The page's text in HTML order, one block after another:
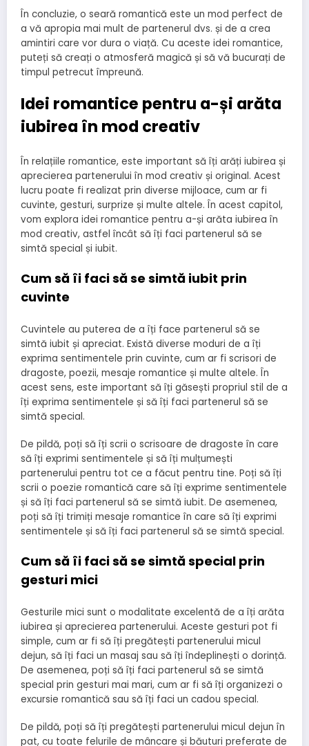
În concluzie, o seară romantică este un mod perfect de
a vă apropia mai mult de partenerul dvs. și de a crea
amintiri care vor dura o viață. Cu aceste idei romantice,
puteți să creați o atmosferă magică și să vă bucurați de
timpul petrecut împreună.
Idei romantice pentru a-și arăta
iubirea în mod creativ
În relațiile romantice, este important să îți arăți iubirea și
aprecierea partenerului în mod creativ și original. Acest
lucru poate fi realizat prin diverse mijloace, cum ar fi
cuvinte, gesturi, surprize și multe altele. În acest capitol,
vom explora idei romantice pentru a-și arăta iubirea în
mod creativ, astfel încât să îți faci partenerul să se
simtă special și iubit.
Cum să îi faci să se simtă iubit prin
cuvinte
Cuvintele au puterea de a îți face partenerul să se
simtă iubit și apreciat. Există diverse moduri de a îți
exprima sentimentele prin cuvinte, cum ar fi scrisori de
dragoste, poezii, mesaje romantice și multe altele. În
acest sens, este important să îți găsești propriul stil de a
îți exprima sentimentele și să îți faci partenerul să se
simtă special.
De pildă, poți să îți scrii o scrisoare de dragoste în care
să îți exprimi sentimentele și să îți mulțumești
partenerului pentru tot ce a făcut pentru tine. Poți să îți
scrii o poezie romantică care să îți exprime sentimentele
și să îți faci partenerul să se simtă iubit. De asemenea,
poți să îți trimiți mesaje romantice în care să îți exprimi
sentimentele și să îți faci partenerul să se simtă special.
Cum să îi faci să se simtă special prin
gesturi mici
Gesturile mici sunt o modalitate excelentă de a îți arăta
iubirea și aprecierea partenerului. Aceste gesturi pot fi
simple, cum ar fi să îți pregătești partenerului micul
dejun, să îți faci un masaj sau să îți îndeplinești o dorință.
De asemenea, poți să îți faci partenerul să se simtă
special prin gesturi mai mari, cum ar fi să îți organizezi o
excursie romantică sau să îți faci un cadou special.
De pildă, poți să îți pregătești partenerului micul dejun în
pat, cu toate felurile de mâncare și băuturi preferate de